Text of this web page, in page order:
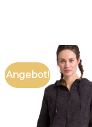
Angebot!